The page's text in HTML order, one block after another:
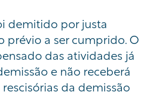
demitido por justa
prévio a ser cumprido. O
das atividades já
e não receberá
da demissão